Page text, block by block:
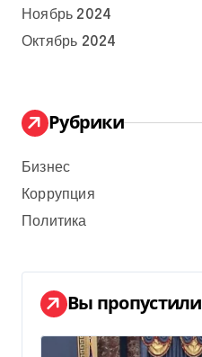
Ноябрь 2024
Октябрь 2024
Рубрики
Бизнес
Коррупция
Политика
Вы пропустили